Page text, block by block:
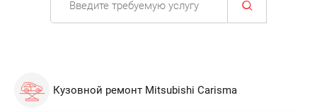
Кузовной ремонт Mitsubishi Carisma